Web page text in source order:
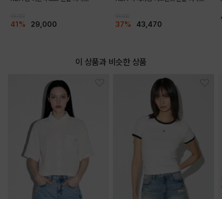
41% 29,000 37% 43,470
이 상품과 비슷한 상품